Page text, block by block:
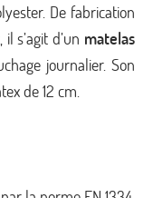
De fabrication
s’agit d’un matelas
journalier. Son
de 12 cm.